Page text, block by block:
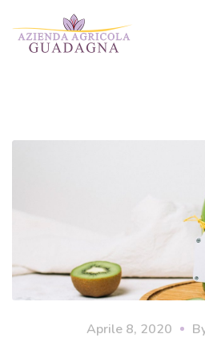
Aprile 8, 2020